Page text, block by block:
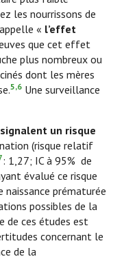
les nourrissons de
« l’effet
que cet effet
plus nombreux ou
dont les mères
5,6 Une surveillance
signalent un risque
(risque relatif
: 1,27; IC à 95% de
évalué ce risque
naissance prématurée
possibles de la
de ces études est
concernant le
de la